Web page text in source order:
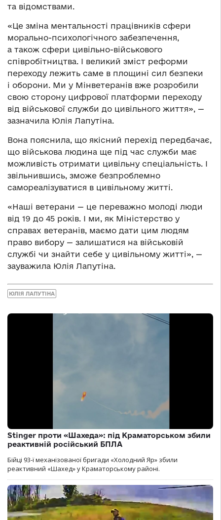
та відомствами.
«Це зміна ментальності працівників сфери
морально-психологічного забезпечення,
а також сфери цивільно-військового
співробітництва. І великий зміст реформи
переходу лежить саме в площині сил безпеки
і оборони. Ми у Мінветеранів вже розробили
свою сторону цифрової платформи переходу
від військової служби до цивільного життя», —
зазначила Юлія Лапутіна.
Вона пояснила, що якісний перехід передбачає,
що військова людина ще під час служби має
можливість отримати цивільну спеціальність. І
звільнившись, зможе безпроблемно
самореалізуватися в цивільному житті.
«Наші ветерани — це переважно молоді люди
від 19 до 45 років. І ми, як Міністерство у
справах ветеранів, маємо дати цим людям
право вибору — залишатися на військовій
службі чи знайти себе у цивільному житті», —
зауважила Юлія Лапутіна.
ЮЛІЯ ЛАПУТІНА
Stinger проти «Шахеда»: під Краматорськом збили
реактивній російський БПЛА
Бійці 93-ї механізованої бригади «Холодний Яр» збили
реактивний «Шахед» у Краматорському районі.